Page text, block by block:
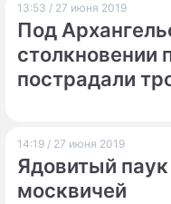
встреча придаст
стран.
13:53 / 27 июня 2019
Под
столкновении
пострадали
14:19 / 27 июня 2019
Ядовитый
москвичей